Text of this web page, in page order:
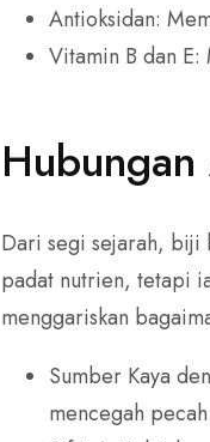
Antioksidan:
Vitamin B dan
Dari segi sejarah, biji
padat nutrien, tetapi
menggariskan
Sumber Kaya
mencegah